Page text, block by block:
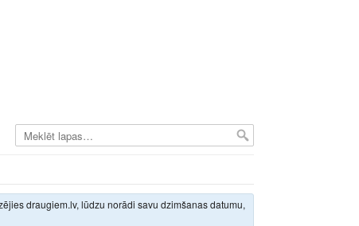
draugiem.lv, lūdzu norādi savu dzimšanas datumu,